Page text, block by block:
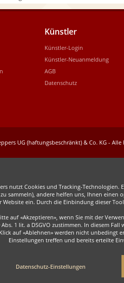
Künstler
Künstler-Login
Künstler-Neuanmeldung
AGB
Datenschutz
UG (haftungsbeschränkt) & Co. KG -
nutzt Cookies und Tracking-
sammeln), andere helfen uns, Ihnen einen
Website ein. Durch die Einbindung dieser
auf «Akzeptieren», wenn Sie mit der
Abs. 1 lit. a DSGVO zustimmen. In diesem
auf «Ablehnen» werden nicht unbedingt
Einstellungen treffen und bereits erteilte
Datenschutz-Einstellungen